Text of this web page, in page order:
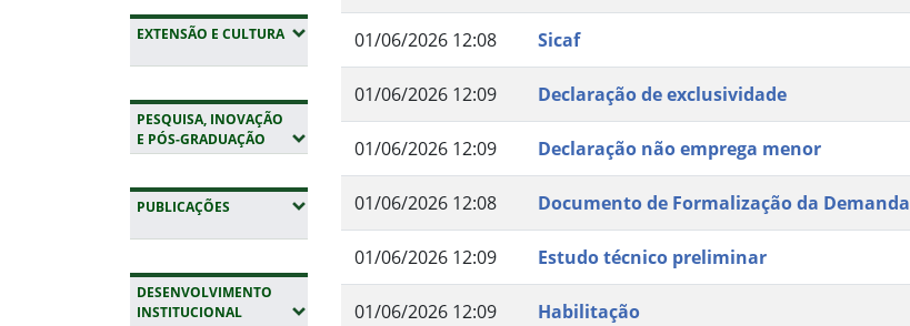
EXTENSÃO E CULTURA(EXPANDIR SUBMENUS)
PESQUISA, INOVAÇÃO
E PÓS-GRADUAÇÃO (EXPANDIR SUBMENUS)
PUBLICAÇÕES (EXPANDIR SUBMENUS)
DESENVOLVIMENTO
INSTITUCIONAL(EXPANDIR SUBMENUS)
01/06/2026 12:08 Sicaf
01/06/2026 12:09 Declaração de exclusividade
01/06/2026 12:09 Declaração não emprega menor
01/06/2026 12:08 Documento de Formalização da Demanda
01/06/2026 12:09 Estudo técnico preliminar
01/06/2026 12:09 Habilitação